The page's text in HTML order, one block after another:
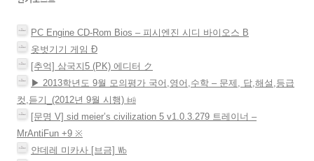
이
션
PC Engine CD-Rom Bios – 피시엔진 시디 바이오스 Β
옷벗기기 게임 Ð
[추억] 삼국지5 (PK) 에디터 ク
▶ 2013학년도 9월 모의평가 국어,영어,수학 – 문제, 답,해설,등급
컷,듣기_(2012년 9월 시행) ㈓
[문명 V] sid meier’s civilization 5 v1.0.3.279 트레이너 –
MrAntiFun +9 ※
얀데레 미카사 [브금] ㏝